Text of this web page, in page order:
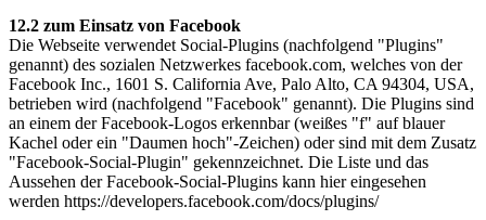
12.2 zum Einsatz von Facebook
Die Webseite verwendet Social-Plugins (nachfolgend "Plugins"
genannt) des sozialen Netzwerkes facebook.com, welches von der
Facebook Inc., 1601 S. California Ave, Palo Alto, CA 94304, USA,
betrieben wird (nachfolgend "Facebook" genannt). Die Plugins sind
an einem der Facebook-Logos erkennbar (weißes "f" auf blauer
Kachel oder ein "Daumen hoch"-Zeichen) oder sind mit dem Zusatz
"Facebook-Social-Plugin" gekennzeichnet. Die Liste und das
Aussehen der Facebook-Social-Plugins kann hier eingesehen
werden https://developers.facebook.com/docs/plugins/